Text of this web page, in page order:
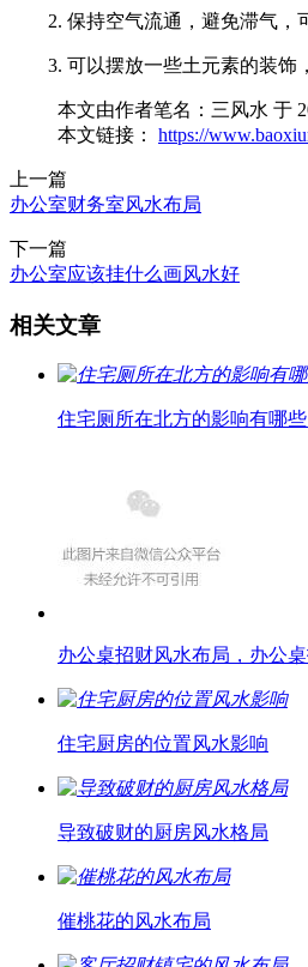
2. 保持空气流通，避免滞气，
3. 可以摆放一些土元素的装饰
本文由作者笔名：三风水 于
本文链接： https://
上一篇
办公室财务室风水布局
下一篇
办公室应该挂什么画风水好
相关文章
住宅厕所在北方的影响有哪
办公桌招财风水布局，办公
住宅厨房的位置风水影响
导致破财的厨房风水格局
催桃花的风水布局